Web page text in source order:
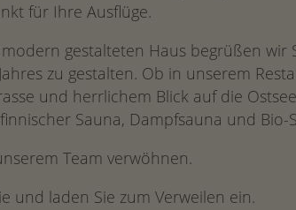
für Ihre Ausflüge.
gestalteten Haus begrüßen wir
zu gestalten. Ob in unserem
und herrlichem Blick auf die
Sauna, Dampfsauna und Bio-
Team verwöhnen.
und laden Sie zum Verweilen ein.